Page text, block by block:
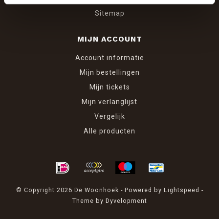
Sitemap
MIJN ACCOUNT
Account informatie
Mijn bestellingen
Mijn tickets
Mijn verlanglijst
Vergelijk
Alle producten
© Copyright 2026 De Woonhoek - Powered by Lightspeed -
Theme by Dyvelopment